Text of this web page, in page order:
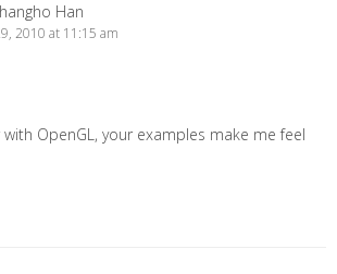
Han
2010 at 11:15 am
OpenGL, your examples make me feel